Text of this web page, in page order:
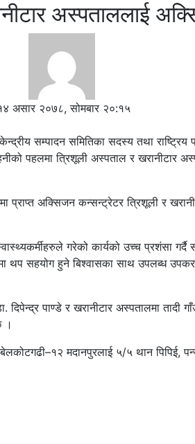
अस्पताललाई
असार २०७८, सोमबार २०:१५
केन्द्रीय सम्पादन समितिका सदस्य तथा
पहलमा त्रिशूली अस्पताल र खरानीटार
प्राप्त अक्सिजन कन्सन्ट्रेटर त्रिशूली र
गरेको कार्यको उच्च प्रशंसा
थप सहयोग हुने बिश्वासका साथ उपलब्ध
पाण्डे र खरानीटार अस्पतालमा तादी
।
मदानपुरलाई ५/५ थान पिपिई,